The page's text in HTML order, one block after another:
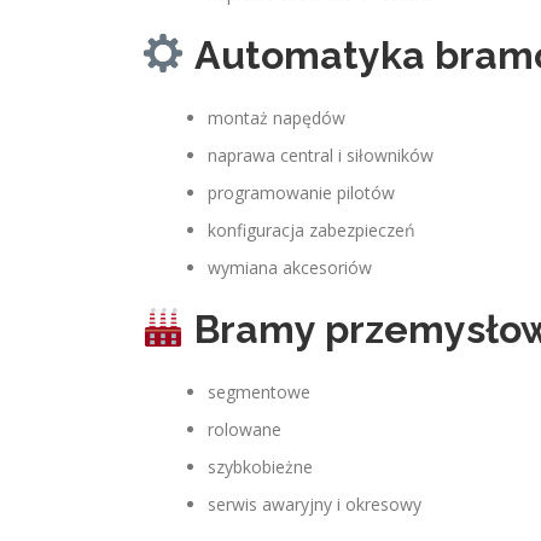
Automatyka
montaż napędów
naprawa central i siłowników
programowanie pilotów
konfiguracja zabezpieczeń
wymiana akcesoriów
Bramy
segmentowe
rolowane
szybkobieżne
serwis awaryjny i okresowy